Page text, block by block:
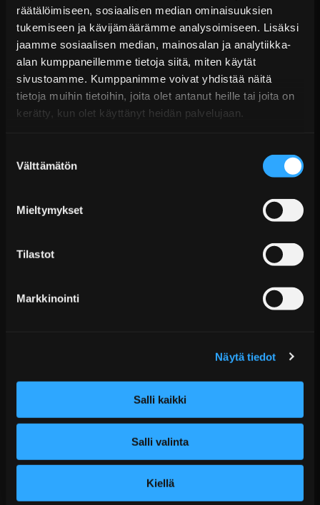
räätälöimiseen, sosiaalisen median ominaisuuksien
tukemiseen ja kävijämäärämme analysoimiseen. Lisäksi
jaamme sosiaalisen median, mainosalan ja analytiikka-
alan kumppaneillemme tietoja siitä, miten käytät
sivustoamme. Kumppanimme voivat yhdistää näitä
tietoja muihin tietoihin, joita olet antanut heille tai joita on
kerätty, kun olet käyttänyt heidän palvelujaan.
valinta
Välttämätön
Mieltymykset
Tilastot
Markkinointi
Näytä tiedot
Salli kaikki
Salli valinta
Kiellä
Denso Iridium IK22 Sytytystulppa
€19,99 sis. ALV
Toimitus arviolta 7 arkipäivää
Denso Iridium IK24 Sytytystulppa
Toimitus arviolta 7 arkipäivää